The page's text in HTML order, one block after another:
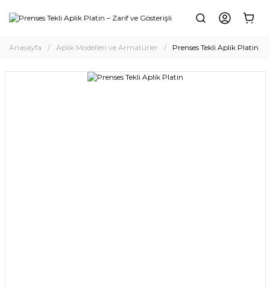
Anasayfa Aplik Modelleri ve Armatürler Prenses Tekli Aplik Platin